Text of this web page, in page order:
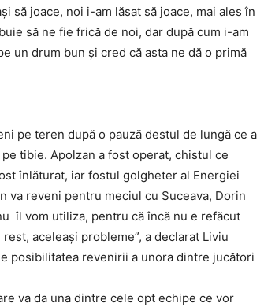
să joace, noi i-am lăsat să joace, mai ales în
să ne fie frică de noi, dar după cum i-am
un drum bun şi cred că asta ne dă o primă
pe teren după o pauză destul de lungă ce a
tibie. Apolzan a fost operat, chistul ce
înlăturat, iar fostul golgheter al Energiei
va reveni pentru meciul cu Suceava, Dorin
îl vom utiliza, pentru că încă nu e refăcut
aceleaşi probleme”, a declarat Liviu
posibilitatea revenirii a unora dintre jucători
va da una dintre cele opt echipe ce vor